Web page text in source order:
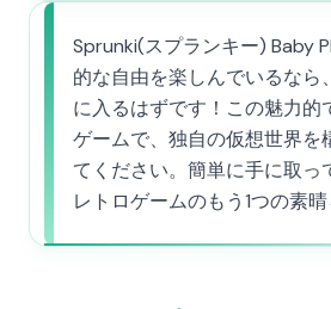
Sprunki(スプランキー) Baby
的な自由を楽しんでいるなら、
に入るはずです！この魅力的
ゲームで、独自の仮想世界を
てください。簡単に手に取っ
レトロゲームのもう1つの素晴